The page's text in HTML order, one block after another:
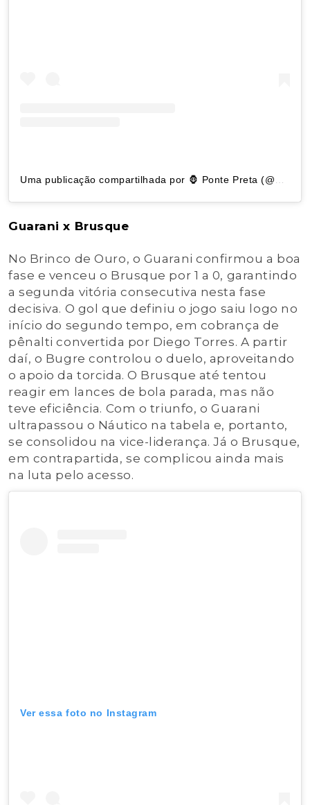
Guarani x Brusque
No Brinco de Ouro, o Guarani confirmou a boa
fase e venceu o Brusque por 1 a 0, garantindo
a segunda vitória consecutiva nesta fase
decisiva. O gol que definiu o jogo saiu logo no
início do segundo tempo, em cobrança de
pênalti convertida por Diego Torres. A partir
daí, o Bugre controlou o duelo, aproveitando
o apoio da torcida. O Brusque até tentou
reagir em lances de bola parada, mas não
teve eficiência. Com o triunfo, o Guarani
ultrapassou o Náutico na tabela e, portanto,
se consolidou na vice-liderança. Já o Brusque,
em contrapartida, se complicou ainda mais
na luta pelo acesso.
Ver essa foto no Instagram